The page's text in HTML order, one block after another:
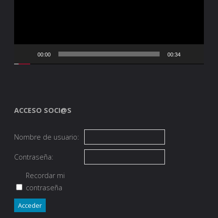
00:00 00:34
ACCESO SOCI@S
Nombre de usuario:
Contraseña:
Recordar mi
contraseña
Acceder